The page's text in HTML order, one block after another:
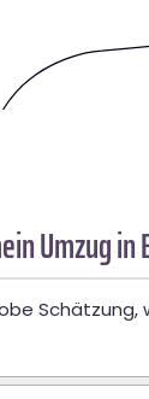
Umzug in
Schätzung,